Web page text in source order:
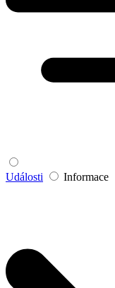
Události Informace